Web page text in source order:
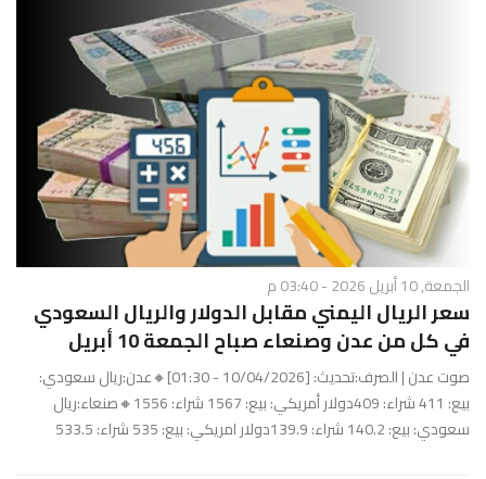
الجمعة, 10 أبريل 2026 - 03:40 م
سعر الريال اليمني مقابل الدولار والريال السعودي
في كل من عدن وصنعاء صباح الجمعة 10 أبريل
صوت عدن | الصرف:تحديث: [10/04/2026 - 01:30]🔸عدن:ريال سعودي:
بيع: 411 شراء: 409دولار أمريكي: بيع: 1567 شراء: 1556🔸صنعاء:ريال
سعودي: بيع: 140.2 شراء: 139.9دولار امريكي: بيع: 535 شراء: 533.5